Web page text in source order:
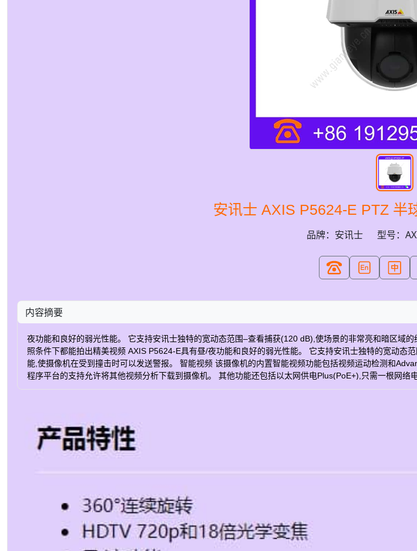
安讯士 AXIS P5624-E PTZ 半
品牌：安讯士 型号：
内容摘要
夜功能和良好的弱光性能。 它支持安讯士独特的宽动态范围–查看捕获(120 dB),使场景的非常亮和暗区域
照条件下都能拍出精美视频 AXIS P5624-E具有昼/夜功能和良好的弱光性能。 它支持安讯士独特的宽动
能,使摄像机在受到撞击时可以发送警报。 智能视频 该摄像机的内置智能视频功能包括视频运动检测和
程序平台的支持允许将其他视频分析下载到摄像机。 其他功能还包括以太网供电Plus(PoE+),只需一根网
警输入/输出 0/0 PoE等级 4